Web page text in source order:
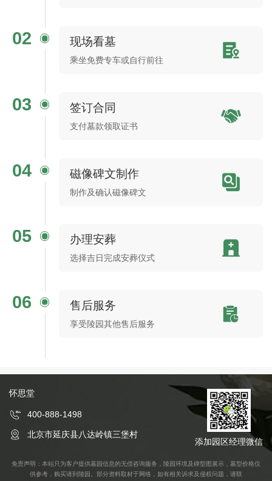
02 现场看墓
乘坐免费专车或自行前往
03 签订合同
支付墓款领取证书
04 磁像碑文制作
制作及确认磁像碑文
05 办理安葬
选择吉日完成安葬仪式
06 售后服务
享受陵园其他售后服务
怀思堂
400-888-1498
北京市延庆县八达岭镇三堡村
添加园区经理微信
免责声明：本站只为客户提供墓园信息的无偿咨询服务，陵园环境及碑型图展示，墓型价格仅
供参考，购买请到陵园。部分资料取材于网络，如有相关诉求及侵权问题，请联